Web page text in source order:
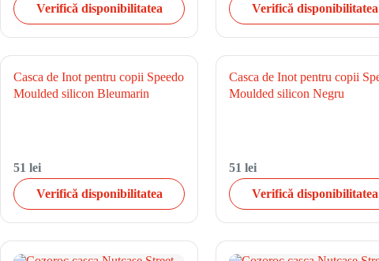
Verifică disponibilitatea
Verifică disponibilitatea
Casca de Inot pentru copii Speedo
Moulded silicon Bleumarin
51 lei
Verifică disponibilitatea
Casca de Inot pentru copii
Moulded silicon Negru
51 lei
Verifică disponibilitatea